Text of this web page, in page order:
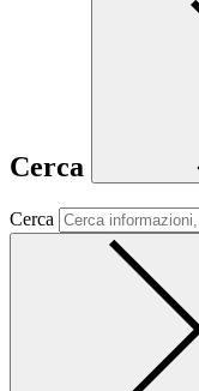
Cerca
Cerca